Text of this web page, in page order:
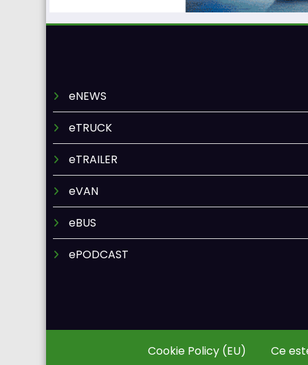
eNEWS
eTRUCK
eTRAILER
eVAN
eBUS
ePODCAST
Cookie Policy (EU) Ce